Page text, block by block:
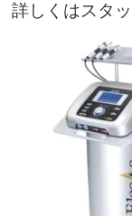
詳しくはスタ